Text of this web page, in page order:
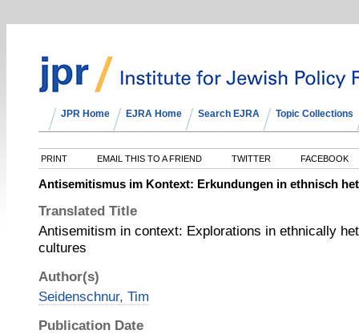
JPR Home EJRA Home Search EJRA Topic Collections
PRINT EMAIL THIS TO A FRIEND TWITTER FACEBOOK
Antisemitismus im Kontext: Erkundungen in ethnisch
Translated Title
Antisemitism in context: Explorations in ethnically
cultures
Author(s)
Seidenschnur, Tim
Publication Date